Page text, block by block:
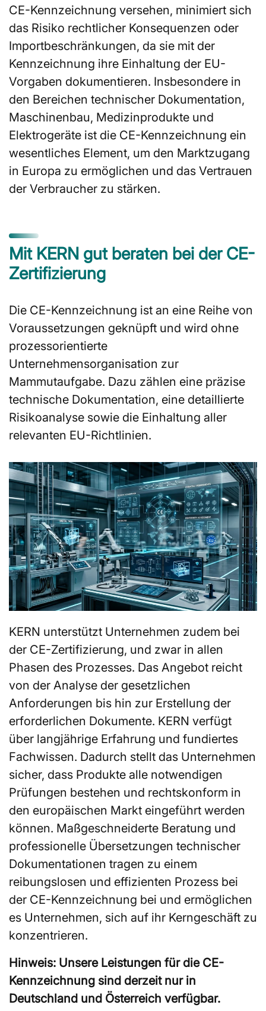
CE-Kennzeichnung versehen, minimiert sich
das Risiko rechtlicher Konsequenzen oder
Importbeschränkungen, da sie mit der
Kennzeichnung ihre Einhaltung der EU-
Vorgaben dokumentieren. Insbesondere in
den Bereichen technischer Dokumentation,
Maschinenbau, Medizinprodukte und
Elektrogeräte ist die CE-Kennzeichnung ein
wesentliches Element, um den Marktzugang
in Europa zu ermöglichen und das Vertrauen
der Verbraucher zu stärken.
Mit KERN gut beraten bei der CE-
Zertifizierung
Die CE-Kennzeichnung ist an eine Reihe von
Voraussetzungen geknüpft und wird ohne
prozessorientierte
Unternehmensorganisation zur
Mammutaufgabe. Dazu zählen eine präzise
technische Dokumentation, eine detaillierte
Risikoanalyse sowie die Einhaltung aller
relevanten EU-Richtlinien.
KERN unterstützt Unternehmen zudem bei
der CE-Zertifizierung, und zwar in allen
Phasen des Prozesses. Das Angebot reicht
von der Analyse der gesetzlichen
Anforderungen bis hin zur Erstellung der
erforderlichen Dokumente. KERN verfügt
über langjährige Erfahrung und fundiertes
Fachwissen. Dadurch stellt das Unternehmen
sicher, dass Produkte alle notwendigen
Prüfungen bestehen und rechtskonform in
den europäischen Markt eingeführt werden
können. Maßgeschneiderte Beratung und
professionelle Übersetzungen technischer
Dokumentationen tragen zu einem
reibungslosen und effizienten Prozess bei
der CE-Kennzeichnung bei und ermöglichen
es Unternehmen, sich auf ihr Kerngeschäft zu
konzentrieren.
Hinweis: Unsere Leistungen für die CE-
Kennzeichnung sind derzeit nur in
Deutschland und Österreich verfügbar.